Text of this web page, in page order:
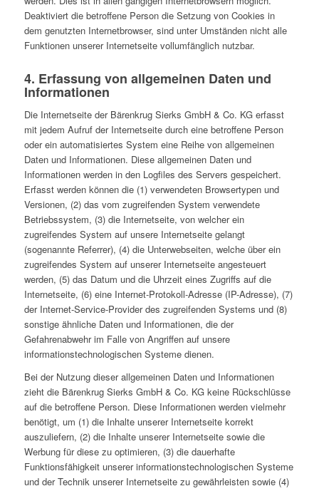
Deaktiviert die betroffene Person die Setzung von Cookies in
dem genutzten Internetbrowser, sind unter Umständen nicht alle
Funktionen unserer Internetseite vollumfänglich nutzbar.
4. Erfassung von allgemeinen Daten und
Informationen
Die Internetseite der Bärenkrug Sierks GmbH & Co. KG erfasst
mit jedem Aufruf der Internetseite durch eine betroffene Person
oder ein automatisiertes System eine Reihe von allgemeinen
Daten und Informationen. Diese allgemeinen Daten und
Informationen werden in den Logfiles des Servers gespeichert.
Erfasst werden können die (1) verwendeten Browsertypen und
Versionen, (2) das vom zugreifenden System verwendete
Betriebssystem, (3) die Internetseite, von welcher ein
zugreifendes System auf unsere Internetseite gelangt
(sogenannte Referrer), (4) die Unterwebseiten, welche über ein
zugreifendes System auf unserer Internetseite angesteuert
werden, (5) das Datum und die Uhrzeit eines Zugriffs auf die
Internetseite, (6) eine Internet-Protokoll-Adresse (IP-Adresse), (7)
der Internet-Service-Provider des zugreifenden Systems und (8)
sonstige ähnliche Daten und Informationen, die der
Gefahrenabwehr im Falle von Angriffen auf unsere
informationstechnologischen Systeme dienen.
Bei der Nutzung dieser allgemeinen Daten und Informationen
zieht die Bärenkrug Sierks GmbH & Co. KG keine Rückschlüsse
auf die betroffene Person. Diese Informationen werden vielmehr
benötigt, um (1) die Inhalte unserer Internetseite korrekt
auszuliefern, (2) die Inhalte unserer Internetseite sowie die
Werbung für diese zu optimieren, (3) die dauerhafte
Funktionsfähigkeit unserer informationstechnologischen Systeme
und der Technik unserer Internetseite zu gewährleisten sowie (4)